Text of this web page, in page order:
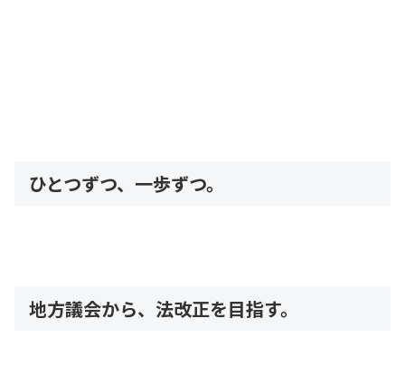
ひとつずつ、一歩ずつ。
地方議会から、法改正を目指す。